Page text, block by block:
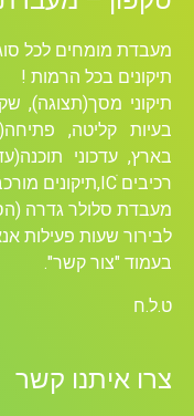
מעבדת מומחים לכל
תיקונים בכל הרמות !
תיקוני מסך(תצוגה),
בעיות קליטה,
בארץ, עדכוני
רכיבים ICׁ,תיקונים מורכבים ועוד….
מעבדת סלולר גדרה
לבירור שעות פעילות
בעמוד "צור קשר".
ט.ל.ח
צרו איתנו קשר